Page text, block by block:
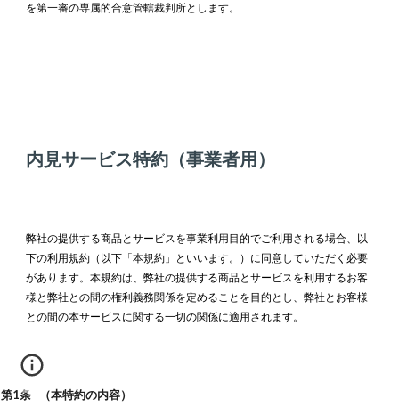
を第一審の専属的合意管轄裁判所とします。
内見サービス特約（事業者用）
弊社の提供する商品とサービスを事業利用目的でご利用される場合、以
下の利用規約（以下「本規約」といいます。）に同意していただく必要
があります。本規約は、弊社の提供する商品とサービスを利用するお客
様と弊社との間の権利義務関係を定めることを目的とし、弊社とお客様
との間の本サービスに関する一切の関係に適用されます。
第1条 （本特約の内容）